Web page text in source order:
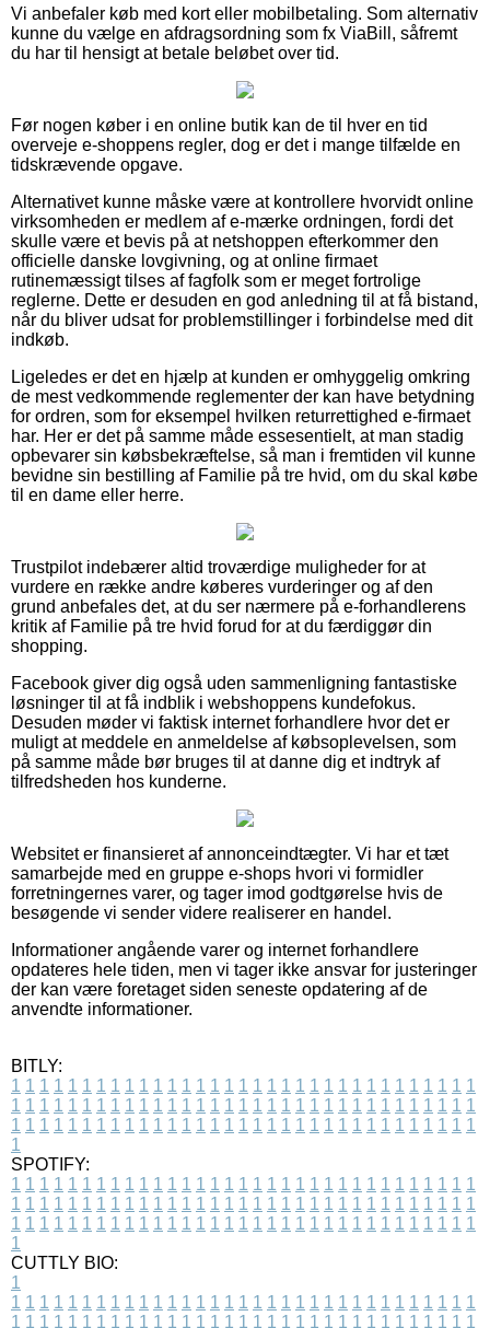
Vi anbefaler køb med kort eller mobilbetaling. Som alternativ
kunne du vælge en afdragsordning som fx ViaBill, såfremt
du har til hensigt at betale beløbet over tid.
Før nogen køber i en online butik kan de til hver en tid
overveje e-shoppens regler, dog er det i mange tilfælde en
tidskrævende opgave.
Alternativet kunne måske være at kontrollere hvorvidt online
virksomheden er medlem af e-mærke ordningen, fordi det
skulle være et bevis på at netshoppen efterkommer den
officielle danske lovgivning, og at online firmaet
rutinemæssigt tilses af fagfolk som er meget fortrolige
reglerne. Dette er desuden en god anledning til at få bistand,
når du bliver udsat for problemstillinger i forbindelse med dit
indkøb.
Ligeledes er det en hjælp at kunden er omhyggelig omkring
de mest vedkommende reglementer der kan have betydning
for ordren, som for eksempel hvilken returrettighed e-firmaet
har. Her er det på samme måde essesentielt, at man stadig
opbevarer sin købsbekræftelse, så man i fremtiden vil kunne
bevidne sin bestilling af Familie på tre hvid, om du skal købe
til en dame eller herre.
Trustpilot indebærer altid troværdige muligheder for at
vurdere en række andre køberes vurderinger og af den
grund anbefales det, at du ser nærmere på e-forhandlerens
kritik af Familie på tre hvid forud for at du færdiggør din
shopping.
Facebook giver dig også uden sammenligning fantastiske
løsninger til at få indblik i webshoppens kundefokus.
Desuden møder vi faktisk internet forhandlere hvor det er
muligt at meddele en anmeldelse af købsoplevelsen, som
på samme måde bør bruges til at danne dig et indtryk af
tilfredsheden hos kunderne.
Websitet er finansieret af annonceindtægter. Vi har et tæt
samarbejde med en gruppe e-shops hvori vi formidler
forretningernes varer, og tager imod godtgørelse hvis de
besøgende vi sender videre realiserer en handel.
Informationer angående varer og internet forhandlere
opdateres hele tiden, men vi tager ikke ansvar for justeringer
der kan være foretaget siden seneste opdatering af de
anvendte informationer.
BITLY:
1 1 1 1 1 1 1 1 1 1 1 1 1 1 1 1 1 1 1 1 1 1 1 1 1 1 1 1 1 1 1 1 1
1 1 1 1 1 1 1 1 1 1 1 1 1 1 1 1 1 1 1 1 1 1 1 1 1 1 1 1 1 1 1 1 1
1 1 1 1 1 1 1 1 1 1 1 1 1 1 1 1 1 1 1 1 1 1 1 1 1 1 1 1 1 1 1 1 1
1
SPOTIFY:
1 1 1 1 1 1 1 1 1 1 1 1 1 1 1 1 1 1 1 1 1 1 1 1 1 1 1 1 1 1 1 1 1
1 1 1 1 1 1 1 1 1 1 1 1 1 1 1 1 1 1 1 1 1 1 1 1 1 1 1 1 1 1 1 1 1
1 1 1 1 1 1 1 1 1 1 1 1 1 1 1 1 1 1 1 1 1 1 1 1 1 1 1 1 1 1 1 1 1
1
CUTTLY BIO:
1
1 1 1 1 1 1 1 1 1 1 1 1 1 1 1 1 1 1 1 1 1 1 1 1 1 1 1 1 1 1 1 1 1
1 1 1 1 1 1 1 1 1 1 1 1 1 1 1 1 1 1 1 1 1 1 1 1 1 1 1 1 1 1 1 1 1